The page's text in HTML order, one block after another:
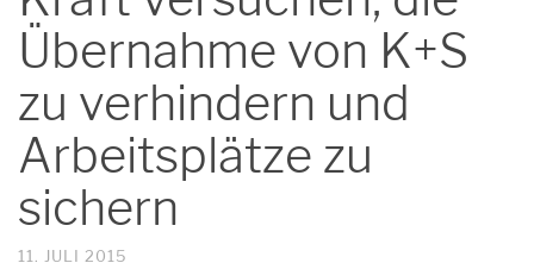
Übernahme von K+S
zu verhindern und
Arbeitsplätze zu
sichern
11. JULI 2015